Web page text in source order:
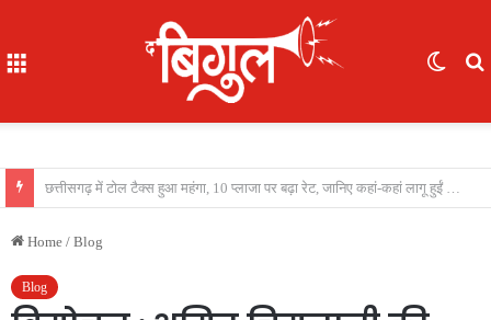
Home / Blog
Blog